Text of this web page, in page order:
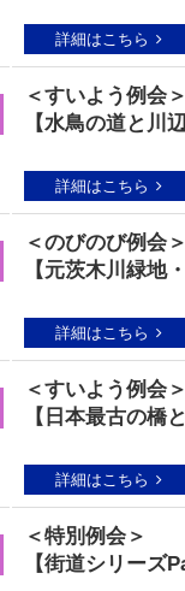
詳細はこちら
＜すいよう例会
【水鳥の道と川
詳細はこちら
＜のびのび例会
【元茨木川緑地
詳細はこちら
＜すいよう例会
【日本最古の橋
詳細はこちら
＜特別例会＞
【街道シリーズ